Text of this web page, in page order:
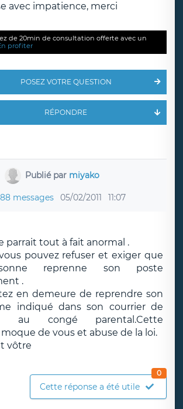
avec impatience, merci
de 20min de consultation offerte avec un
profiter
POSEZ VOTRE QUESTION
RÉPONDRE
Publié par miyako
messages 05/02/2011 11:07
parrait tout à fait anormal .
pouvez refuser et exiger que
reprenne son poste
.
en demeure de reprendre son
indiqué dans son courrier de
au congé parental.Cette
de vous et abuse de la loi.
vôtre
Cette réponse a été utile
0